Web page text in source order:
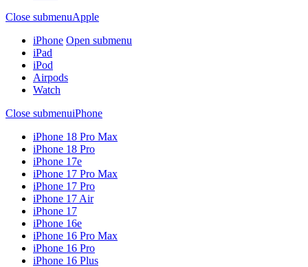
Close submenuApple
iPhone Open submenu
iPad
iPod
Airpods
Watch
Close submenuiPhone
iPhone 18 Pro Max
iPhone 18 Pro
iPhone 17e
iPhone 17 Pro Max
iPhone 17 Pro
iPhone 17 Air
iPhone 17
iPhone 16e
iPhone 16 Pro Max
iPhone 16 Pro
iPhone 16 Plus